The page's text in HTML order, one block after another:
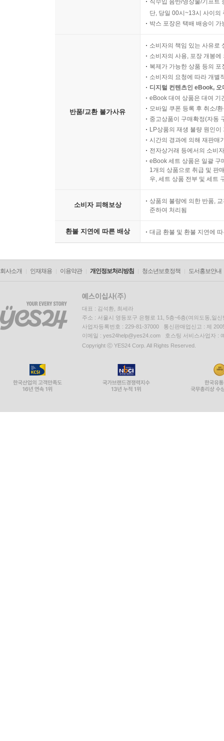
직수입 음반/영상물/기프트
단, 당일 00시~13시 사이의
박스 포장은 택배 배송이
반품/교환 불가사유
소비자의 책임 있는 사유로
소비자의 사용, 포장 개봉
복제가 가능한 상품 등의
소비자의 요청에 따라 개별
디지털 컨텐츠인 eBook,
eBook 대여 상품은 대여 기
모바일 쿠폰 등록 후 취소/
중고상품이 구매확정(자동
LP상품의 재생 불량 원인
시간의 경과에 의해 재판매
전자상거래 등에서의 소비
eBook 세트 상품은 일괄 구
1개의 상품으로 취급 및 판
우, 세트 상품 전부 및 세트
소비자 피해보상
상품의 불량에 의한 반품,
준하여 처리됨
환불 지연에 따른 배상 대금 환불 및 환불 지연에
회사소개 인재채용 이용약관 개인정보처리방침 청소년보호정책 도서홍보안내
대표 : 김석환, 최세라
주소 : 서울시 영등포구 은행로 11, 5층~6층(여의도동,일신
사업자등록번호 : 229-81-37000 통신판매업신고 : 제
이메일 : yes24help@yes24.com 호스팅 서비스사업자 :
Copyright ⓒ YES24 Corp. All Rights Reserved.